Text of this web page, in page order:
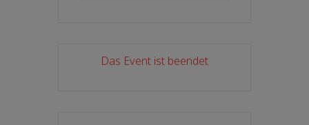
Das Event ist beendet